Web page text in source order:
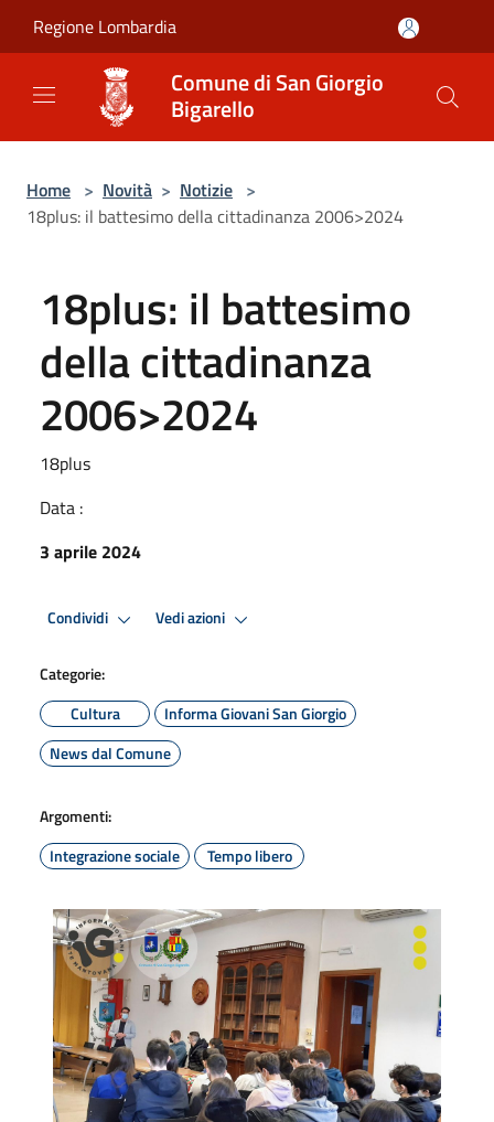
Regione Lombardia
Comune di San Giorgio
Bigarello
Home > Novità > Notizie >
18plus: il battesimo della cittadinanza 2006>2024
18plus: il battesimo
della cittadinanza
2006>2024
18plus
Data :
3 aprile 2024
Condividi Vedi azioni
Categorie:
Cultura
Informa Giovani San Giorgio
News dal Comune
Argomenti:
Integrazione sociale
Tempo libero